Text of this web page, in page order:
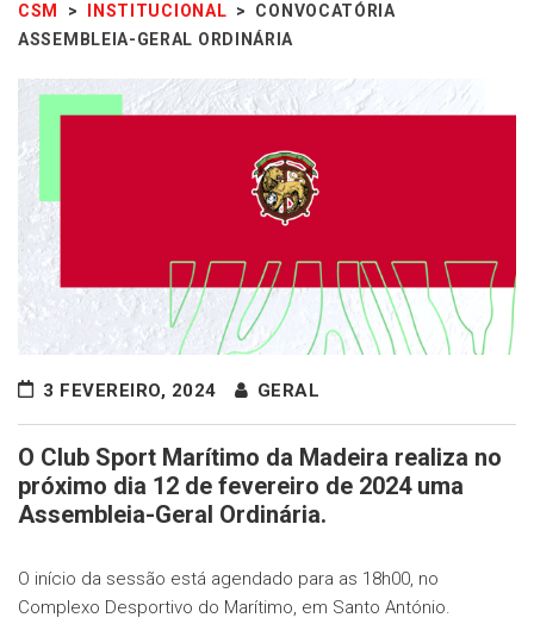
CSM > INSTITUCIONAL >
CONVOCATÓRIA
ASSEMBLEIA-GERAL ORDINÁRIA
3 FEVEREIRO, 2024 GERAL
O Club Sport Marítimo da Madeira realiza no
próximo dia 12 de fevereiro de 2024 uma
Assembleia-Geral Ordinária.
O início da sessão está agendado para as 18h00, no
Complexo Desportivo do Marítimo, em Santo António.